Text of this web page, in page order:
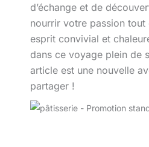
d’échange et de
nourrir votre passion tout
esprit convivial et
dans ce voyage plein de
article est une nouvelle
partager !